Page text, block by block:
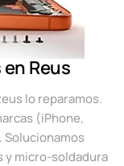
Reus
lo reparamos.
(iPhone,
Solucionamos
y micro-soldadura